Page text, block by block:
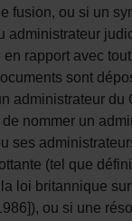
fusion, ou si un
administrateur
en rapport avec
sont
administrateur du
nommer un
ses
(tel que
loi britannique
ou si une